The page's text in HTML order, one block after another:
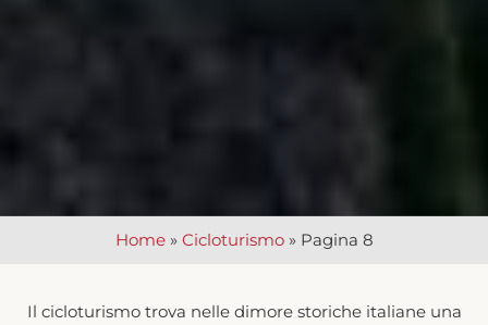
Home» Cicloturismo» Pagina 8
Il cicloturismo trova nelle dimore storiche italiane una